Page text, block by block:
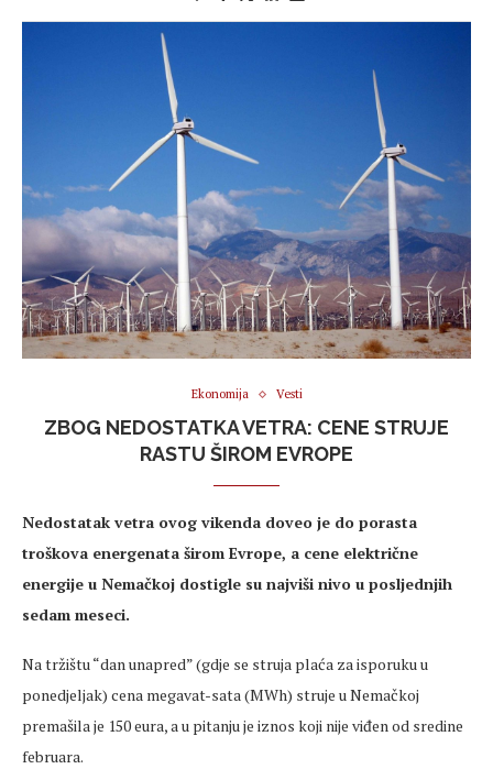
Ekonomija Vesti
ZBOG NEDOSTATKA VETRA: CENE STRUJE
RASTU ŠIROM EVROPE
Nedostatak vetra ovog vikenda doveo je do porasta
troškova energenata širom Evrope, a cene električne
energije u Nemačkoj dostigle su najviši nivo u posljednjih
sedam meseci.
Na tržištu “dan unapred” (gdje se struja plaća za isporuku u
ponedjeljak) cena megavat-sata (MWh) struje u Nemačkoj
premašila je 150 eura, a u pitanju je iznos koji nije viđen od sredine
februara.